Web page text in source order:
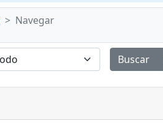
Navegar